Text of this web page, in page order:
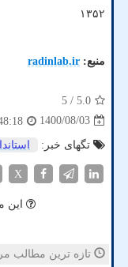
۱۳۵۲
منبع: radinlab.ir
5.0
/ 5
1400/08/03
تگهای خبر:
X
این
تازه ترین مطالب